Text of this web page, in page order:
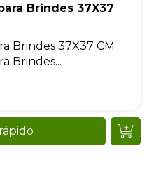
Brindes 37X37
Brindes 37X37 CM
Brindes...